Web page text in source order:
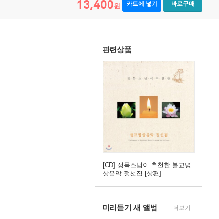
13,400원 카트에 넣기 바로구매
관련상품
[CD] 정목스님이 추천한 불교명
상음악 정선집 [상편]
미리듣기 새 앨범 더보기